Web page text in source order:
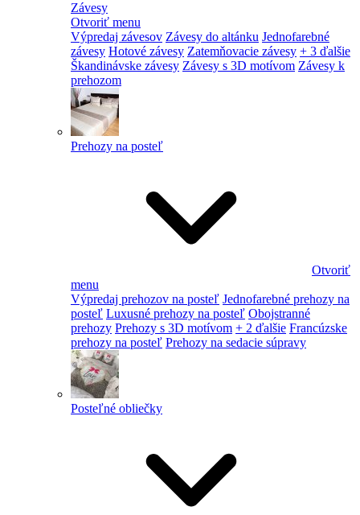
Závesy
Otvoriť menu
Výpredaj závesov Závesy do altánku Jednofarebné
závesy Hotové závesy Zatemňovacie závesy + 3 ďalšie
Škandinávske závesy Závesy s 3D motívom Závesy k
prehozom
Prehozy na posteľ
Otvoriť
menu
Výpredaj prehozov na posteľ Jednofarebné prehozy na
posteľ Luxusné prehozy na posteľ Obojstranné
prehozy Prehozy s 3D motívom + 2 ďalšie Francúzske
prehozy na posteľ Prehozy na sedacie súpravy
Posteľné obliečky